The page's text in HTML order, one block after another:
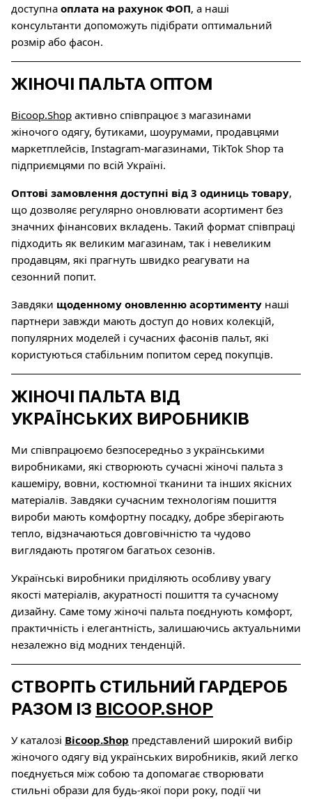
доступна оплата на рахунок ФОП, а наші
консультанти допоможуть підібрати оптимальний
розмір або фасон.
ЖІНОЧІ ПАЛЬТА ОПТОМ
Bicoop.Shop активно співпрацює з магазинами
жіночого одягу, бутиками, шоурумами, продавцями
маркетплейсів, Instagram-магазинами, TikTok Shop та
підприємцями по всій Україні.
Оптові замовлення доступні від 3 одиниць товару,
що дозволяє регулярно оновлювати асортимент без
значних фінансових вкладень. Такий формат співпраці
підходить як великим магазинам, так і невеликим
продавцям, які прагнуть швидко реагувати на
сезонний попит.
Завдяки щоденному оновленню асортименту наші
партнери завжди мають доступ до нових колекцій,
популярних моделей і сучасних фасонів пальт, які
користуються стабільним попитом серед покупців.
ЖІНОЧІ ПАЛЬТА ВІД
УКРАЇНСЬКИХ ВИРОБНИКІВ
Ми співпрацюємо безпосередньо з українськими
виробниками, які створюють сучасні жіночі пальта з
кашеміру, вовни, костюмної тканини та інших якісних
матеріалів. Завдяки сучасним технологіям пошиття
вироби мають комфортну посадку, добре зберігають
тепло, відзначаються довговічністю та чудово
виглядають протягом багатьох сезонів.
Українські виробники приділяють особливу увагу
якості матеріалів, акуратності пошиття та сучасному
дизайну. Саме тому жіночі пальта поєднують комфорт,
практичність і елегантність, залишаючись актуальними
незалежно від модних тенденцій.
СТВОРІТЬ СТИЛЬНИЙ ГАРДЕРОБ
РАЗОМ ІЗ BICOOP.SHOP
У каталозі Bicoop.Shop представлений широкий вибір
жіночого одягу від українських виробників, який легко
поєднується між собою та допомагає створювати
стильні образи для будь-якої пори року, події чи